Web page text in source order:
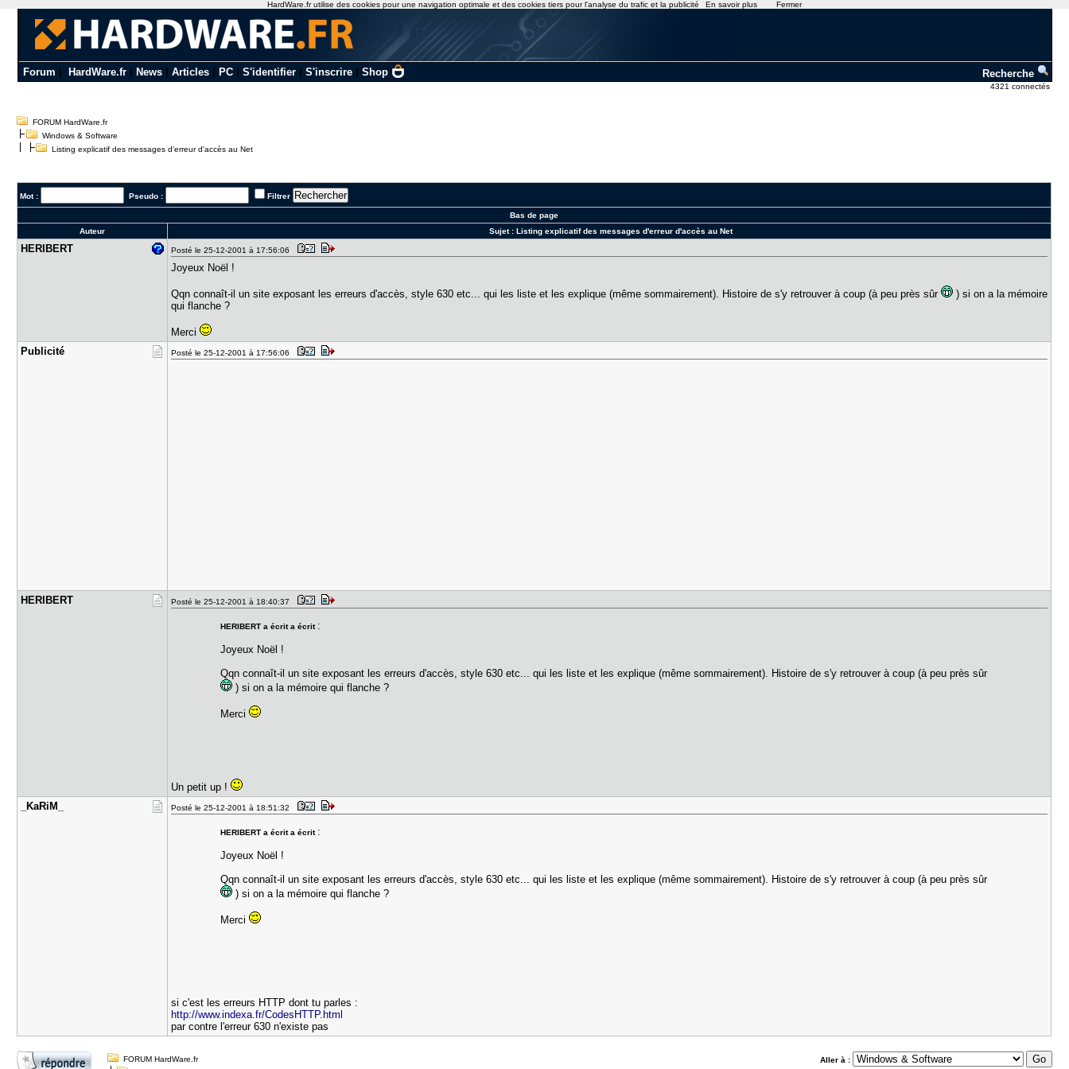
Forum HardWare.fr| News| Articles| PC| S'identifier| S'inscrire| Shop Recherche
4321 connectés
FORUM HardWare.fr
Windows & Software
Listing explicatif des messages d'erreur d'accès au Net
Mot : Pseudo : Filtrer
Bas de page
Auteur
Sujet : Listing explicatif des messages d'erreur d'accès au Net
HERIBERT Posté le 25-12-2001 à 17:56:06
Joyeux Noël !
Qqn connaît-il un site exposant les erreurs d'accès, style 630 etc... qui les liste et les explique (même sommairement). Histoire de s'y retrouver à coup (à peu près sûr
) si on a la mémoire
qui flanche ?
Merci
Publicité
Posté le 25-12-2001 à 17:56:06
HERIBERT Posté le 25-12-2001 à 18:40:37
HERIBERT a écrit a écrit :
Joyeux Noël !
Qqn connaît-il un site exposant les erreurs d'accès, style 630 etc... qui les liste et les explique (même sommairement). Histoire de s'y retrouver à coup (à peu près sûr
) si on a la mémoire qui flanche ?
Merci
Un petit up !
_KaRiM_
Posté le 25-12-2001 à 18:51:32
HERIBERT a écrit a écrit :
Joyeux Noël !
Qqn connaît-il un site exposant les erreurs d'accès, style 630 etc... qui les liste et les explique (même sommairement). Histoire de s'y retrouver à coup (à peu près sûr
) si on a la mémoire qui flanche ?
Merci
si c'est les erreurs HTTP dont tu parles :
http://www.indexa.fr/CodesHTTP.html
par contre l'erreur 630 n'existe pas
Aller à :
FORUM HardWare.fr
HardWare.fr utilise des cookies pour une navigation optimale et des cookies tiers pour l'analyse du trafic et la publicité En savoir plus Fermer